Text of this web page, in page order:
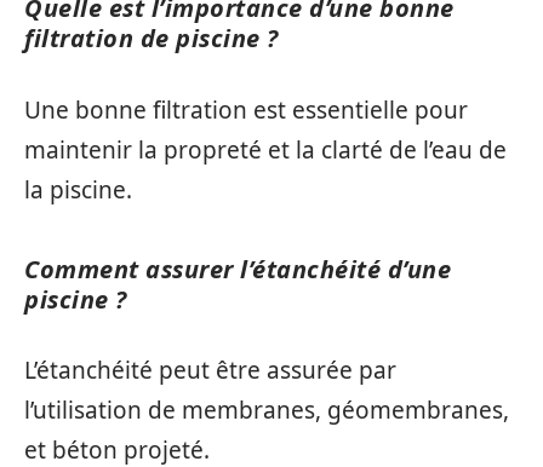
Quelle est l’importance d’une bonne
filtration de piscine ?
Une bonne filtration est essentielle pour
maintenir la propreté et la clarté de l’eau de
la piscine.
Comment assurer l’étanchéité d’une
piscine ?
L’étanchéité peut être assurée par
l’utilisation de membranes, géomembranes,
et béton projeté.